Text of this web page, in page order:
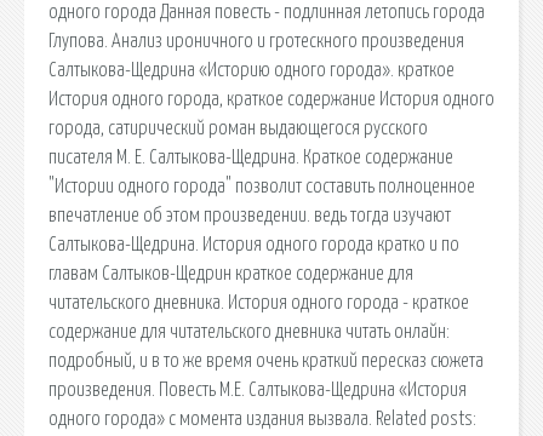
одного города Данная повесть - подлинная летопись города
Глупова. Анализ ироничного и гротескного произведения
Салтыкова-Щедрина «Историю одного города». краткое
История одного города, краткое содержание История одного
города, сатирический роман выдающегося русского
писателя М. Е. Салтыкова-Щедрина. Краткое содержание
"Истории одного города" позволит составить полноценное
впечатление об этом произведении. ведь тогда изучают
Салтыкова-Щедрина. История одного города кратко и по
главам Салтыков-Щедрин краткое содержание для
читательского дневника. История одного города - краткое
содержание для читательского дневника читать онлайн:
подробный, и в то же время очень краткий пересказ сюжета
произведения. Повесть М.Е. Салтыкова-Щедрина «История
одного города» с момента издания вызвала. Related posts: